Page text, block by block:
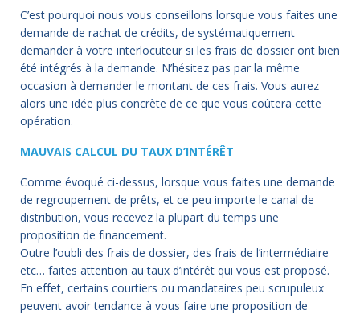
C’est pourquoi nous vous conseillons lorsque vous faites une
demande de rachat de crédits, de systématiquement
demander à votre interlocuteur si les frais de dossier ont bien
été intégrés à la demande. N’hésitez pas par la même
occasion à demander le montant de ces frais. Vous aurez
alors une idée plus concrète de ce que vous coûtera cette
opération.
MAUVAIS CALCUL DU TAUX D’INTÉRÊT
Comme évoqué ci-dessus, lorsque vous faites une demande
de regroupement de prêts, et ce peu importe le canal de
distribution, vous recevez la plupart du temps une
proposition de financement.
Outre l’oubli des frais de dossier, des frais de l’intermédiaire
etc… faites attention au taux d’intérêt qui vous est proposé.
En effet, certains courtiers ou mandataires peu scrupuleux
peuvent avoir tendance à vous faire une proposition de